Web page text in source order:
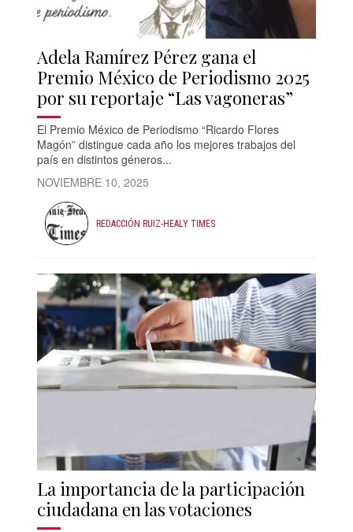
Adela Ramírez Pérez gana el
Premio México de Periodismo 2025
por su reportaje “Las vagoneras”
El Premio México de Periodismo “Ricardo Flores
Magón” distingue cada año los mejores trabajos del
país en distintos géneros...
NOVIEMBRE 10, 2025
REDACCIÓN RUIZ-HEALY TIMES
La importancia de la participación
ciudadana en las votaciones